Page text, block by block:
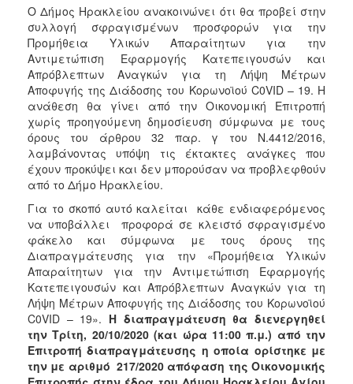
2020
2019
2018
2017
2016
2015
2013
ΤΟΠΟΣ
ΠΟΛΙΤΙΣΜΟΣ
ΑΝΘΕΚΤΙΚΗ
ΠΟΛΗ
Ο Δήμος Ηρακλείου ανακοινώνει ότι θα προβεί στην
συλλογή σφραγισμένων προσφορών για την
Προμήθεια Υλικών Απαραίτητων για την
Αντιμετώπιση Εφαρμογής Κατεπειγουσών και
Απρόβλεπτων Αναγκών για τη Λήψη Μέτρων
Αποφυγής της Διάδοσης του Κορωνοϊού C0VID – 19. H
ανάθεση θα γίνει από την Οικονομική Επιτροπή
χωρίς προηγούμενη δημοσίευση σύμφωνα με τους
όρους του άρθρου 32 παρ. γ του Ν.4412/2016,
λαμβάνοντας υπόψη τις έκτακτες ανάγκες που
έχουν προκύψει και δεν μπορούσαν να προβλεφθούν
από το Δήμο Ηρακλείου.
Για το σκοπό αυτό καλείται κάθε ενδιαφερόμενος
να υποβάλλει προφορά σε κλειστό σφραγισμένο
φάκελο και σύμφωνα με τους όρους της
Διαπραγμάτευσης για την «Προμήθεια Υλικών
Απαραίτητων για την Αντιμετώπιση Εφαρμογής
Κατεπειγουσών και Απρόβλεπτων Αναγκών για τη
Λήψη Μέτρων Αποφυγής της Διάδοσης του Κορωνοϊού
C0VID – 19». Η διαπραγμάτευση θα διενεργηθεί
την Τρίτη, 20/10/2020 (και ώρα 11:00 π.μ.) από την
Επιτροπή διαπραγμάτευσης η οποία ορίστηκε με
την με αριθμό 217/2020 απόφαση της Οικονομικής